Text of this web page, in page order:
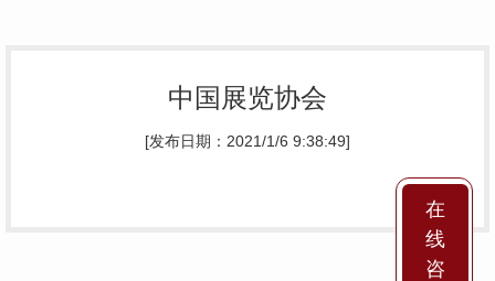
中国展览协会
[发布日期：2021/1/6 9:38:49]
在
线
咨